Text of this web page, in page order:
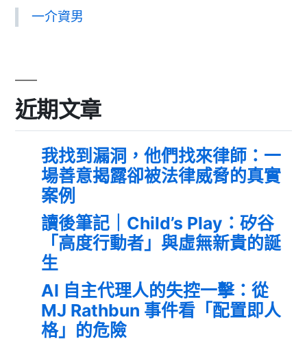
一介資男
近期文章
我找到漏洞，他們找來律師：一
場善意揭露卻被法律威脅的真實
案例
讀後筆記｜Child’s Play：矽谷
「高度行動者」與虛無新貴的誕
生
AI 自主代理人的失控一擊：從
MJ Rathbun 事件看「配置即人
格」的危險